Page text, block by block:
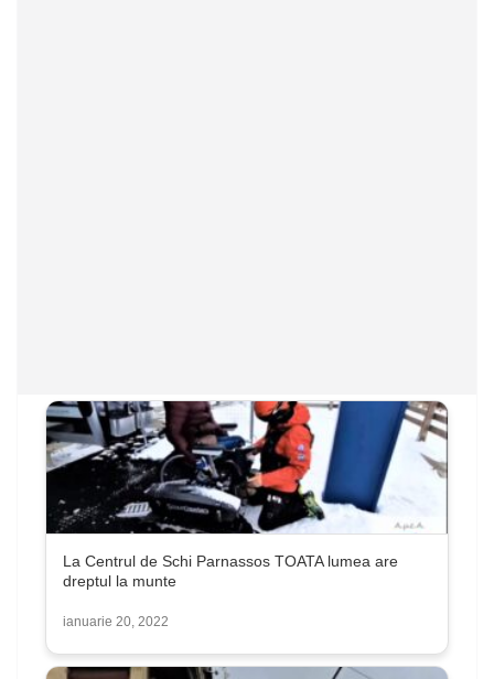
La Centrul de Schi Parnassos TOATA lumea are
dreptul la munte
ianuarie 20, 2022